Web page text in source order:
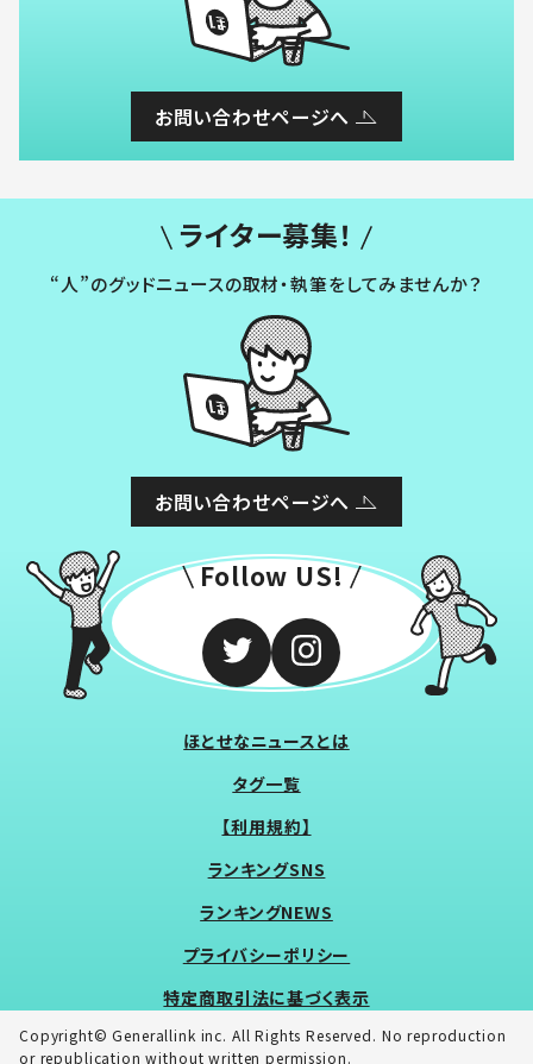
お問い合わせページへ
ライター募集！
“人”のグッドニュースの取材・執筆をしてみませんか？
お問い合わせページへ
Follow US!
ほとせなニュースとは
タグ一覧
【利用規約】
ランキングSNS
ランキングNEWS
プライバシーポリシー
特定商取引法に基づく表示
Copyright© Generallink inc. All Rights Reserved. No reproduction
or republication without written permission.